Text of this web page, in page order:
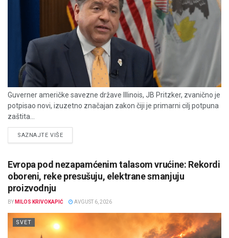
Guverner američke savezne države Illinois, JB Pritzker, zvanično je
potpisao novi, izuzetno značajan zakon čiji je primarni cilj potpuna
zaštita...
SAZNAJTE VIŠEDETAILS
Evropa pod nezapamćenim talasom vrućine: Rekordi
oboreni, reke presušuju, elektrane smanjuju
proizvodnju
BY MILOS KRIVOKAPIĆ AVGUST 6, 2026
SVET